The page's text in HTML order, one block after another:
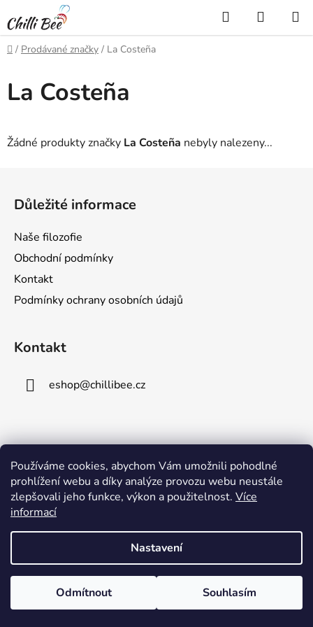
Používáme cookies, abychom Vám umožnili pohodlné
prohlížení webu a díky analýze provozu webu neustále
zlepšovali jeho funkce, výkon a použitelnost. Více
informací
Nastavení
Odmítnout Souhlasím
na
obsah
Hledat
KOŠÍK
Domů
/ Prodávané značky / La Costeña
La Costeña
Žádné produkty značky La Costeña nebyly nalezeny...
Důležité informace
Naše filozofie
Obchodní podmínky
Kontakt
Podmínky ochrany osobních údajů
Kontakt
eshop@chillibee.cz
Vytvořil Shoptet
Copyright 2026Chilli Bee. Všechna práva vyhrazena.